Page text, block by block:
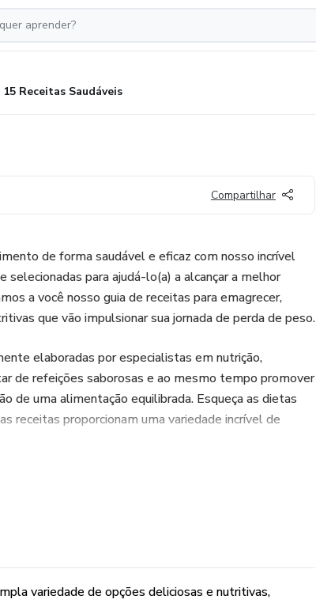
15 Receitas Saudáveis
Compartilhar
de forma saudável e eficaz com nosso incrível
para ajudá-lo(a) a alcançar a melhor
a você nosso guia de receitas para emagrecer,
que vão impulsionar sua jornada de perda de peso.
elaboradas por especialistas em nutrição,
de refeições saborosas e ao mesmo tempo promover
de uma alimentação equilibrada. Esqueça as dietas
receitas proporcionam uma variedade incrível de
você pode conquistar sua meta de perda de peso
variedade de opções deliciosas e nutritivas,